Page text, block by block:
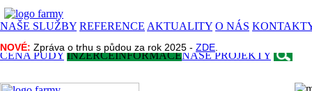
NAŠE SLUŽBY REFERENCE AKTUALITY O NÁS
NOVÉ: Zpráva o trhu s půdou za rok 2025 - ZDE
CENA PŮDY INZERCEINFORMACENAŠE PROJEKTY
NOVÉ: Zpráva o trhu s půdou za rok 2025 - ZDE